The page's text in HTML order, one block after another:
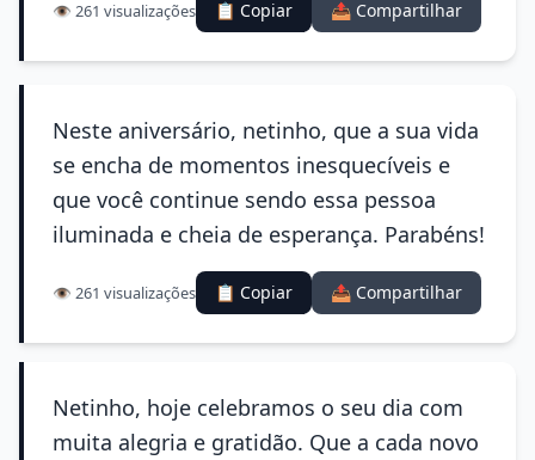
👁️ 261 visualizações 📋 Copiar 📤 Compartilhar
Neste aniversário, netinho, que a sua vida
se encha de momentos inesquecíveis e
que você continue sendo essa pessoa
iluminada e cheia de esperança. Parabéns!
👁️ 261 visualizações 📋 Copiar 📤 Compartilhar
Netinho, hoje celebramos o seu dia com
muita alegria e gratidão. Que a cada novo